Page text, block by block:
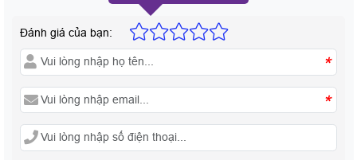
Đánh giá của bạn:
*
*